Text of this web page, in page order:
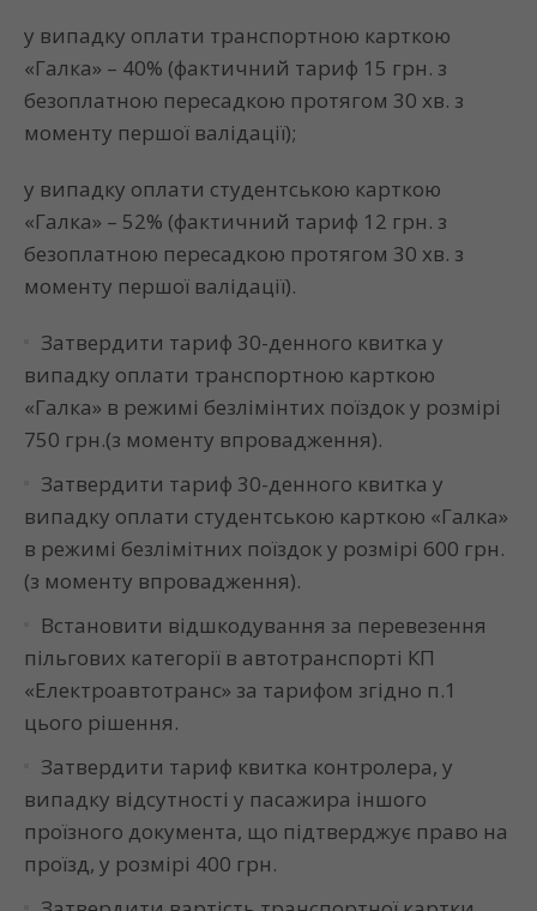
у випадку оплати транспортною карткою
«Галка» – 40% (фактичний тариф 15 грн. з
безоплатною пересадкою протягом 30 хв. з
моменту першої валідації);
у випадку оплати студентською карткою
«Галка» – 52% (фактичний тариф 12 грн. з
безоплатною пересадкою протягом 30 хв. з
моменту першої валідації).
Затвердити тариф 30-денного квитка у
випадку оплати транспортною карткою
«Галка» в режимі безлімінтих поїздок у розмірі
750 грн.(з моменту впровадження).
Затвердити тариф 30-денного квитка у
випадку оплати студентською карткою «Галка»
в режимі безлімітних поїздок у розмірі 600 грн.
(з моменту впровадження).
Встановити відшкодування за перевезення
пільгових категорії в автотранспорті КП
«Електроавтотранс» за тарифом згідно п.1
цього рішення.
Затвердити тариф квитка контролера, у
випадку відсутності у пасажира іншого
проїзного документа, що підтверджує право на
проїзд, у розмірі 400 грн.